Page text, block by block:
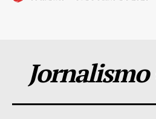
Jornalismo